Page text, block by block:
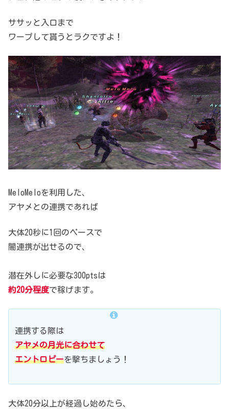
ササッと入口まで
ワープして貰うとラクですよ！
MeloMeloを利用した、
アヤメとの連携であれば
大体20秒に1回のペースで
闇連携が出せるので、
潜在外しに必要な300ptsは
約20分程度で稼げます。
連携する際は
アヤメの月光に合わせて
エントロピーを撃ちましょう！
大体20分以上が経過し始めたら、